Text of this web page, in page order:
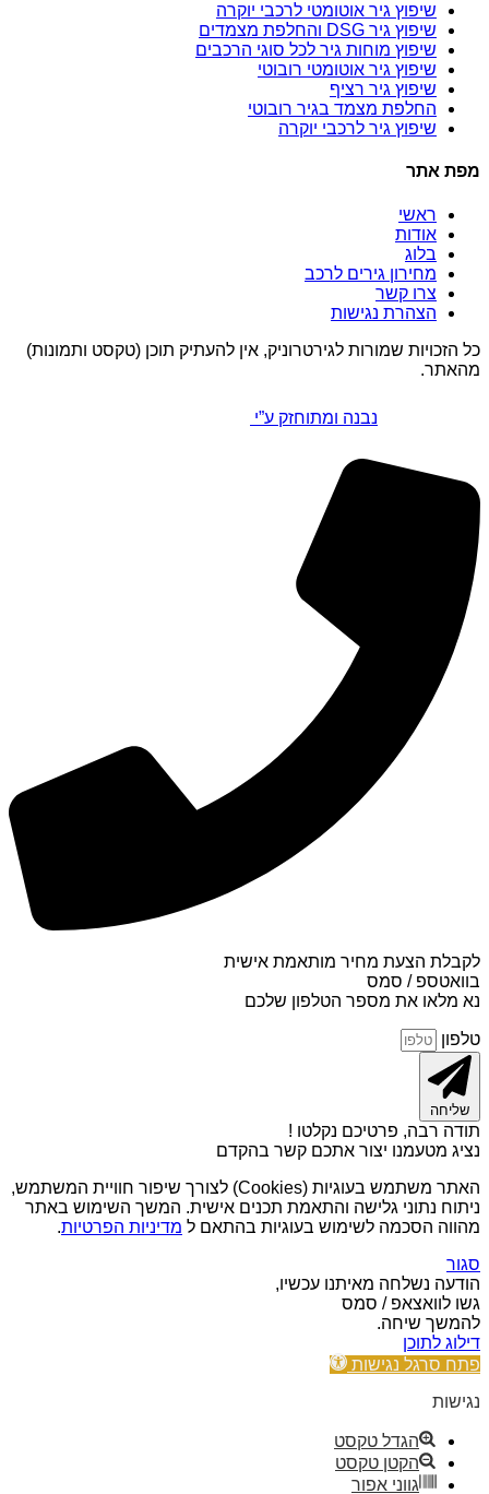
שיפוץ גיר אוטומטי לרכבי יוקרה
שיפוץ גיר DSG והחלפת מצמדים
שיפוץ מוחות גיר לכל סוגי הרכבים
שיפוץ גיר אוטומטי רובוטי
שיפוץ גיר רציף
החלפת מצמד בגיר רובוטי
שיפוץ גיר לרכבי יוקרה
מפת אתר
ראשי
אודות
בלוג
מחירון גירים לרכב
צרו קשר
הצהרת נגישות
כל הזכויות שמורות לגירטרוניק, אין להעתיק תוכן (טקסט ותמונות)
מהאתר.
נבנה ומתוחזק ע”י
לקבלת הצעת מחיר מותאמת אישית
בוואטספ / סמס
נא מלאו את מספר הטלפון שלכם
טלפון
שליחה
תודה רבה, פרטיכם נקלטו !
נציג מטעמנו יצור אתכם קשר בהקדם
האתר משתמש בעוגיות (Cookies) לצורך שיפור חוויית המשתמש,
ניתוח נתוני גלישה והתאמת תכנים אישית. המשך השימוש באתר
מהווה הסכמה לשימוש בעוגיות בהתאם ל מדיניות הפרטיות.
סגור
הודעה נשלחה מאיתנו עכשיו,
גשו לוואצאפ / סמס
להמשך שיחה.
דילוג לתוכן
פתח סרגל נגישות
נגישות
הגדל טקסט
הקטן טקסט
גווני אפור